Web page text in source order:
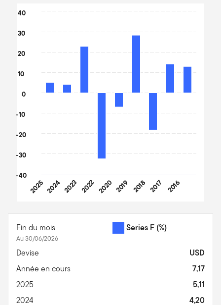
The chart has 1 X axis displaying categories.
The chart has 1 Y axis displaying values. Data ranges from -
2025 2024 2023 2022 2020 2019 2018 2017 2016
-40
-30
-20
-10
0
10
20
30
40
Fin du mois
Au 30/06/2026
Series F (%)
Devise
USD
Année en cours
7,17
2025
5,11
2024
4,20